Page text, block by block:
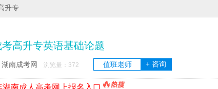
升专
高升专英语基础论题
湖南成考网 浏览量： 372 值班老师 + 咨询
湖南成人高考网上报名入口